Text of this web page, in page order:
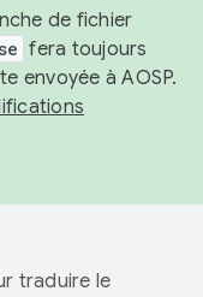
de fichier
fera toujours
envoyée à AOSP.
traduire le